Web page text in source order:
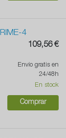
4
109,56 €
Envío gratis en
24/48h
En stock
Comprar